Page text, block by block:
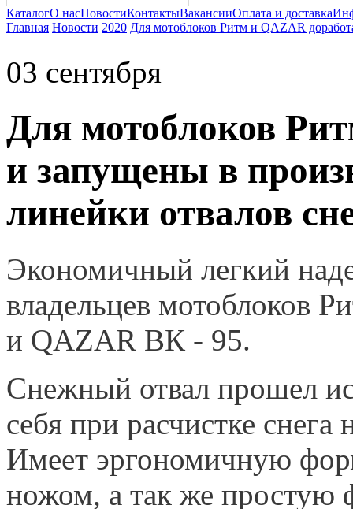
КаталогО насНовостиКонтактыВакансииОплата и доставка
Главная Новости 2020 Для мотоблоков Ритм и QAZAR
03 сентября
Для мотоблоков
и запущены в
линейки отвалов
Экономичный легкий
владельцев мотоблоков
и QAZAR ВК - 95.
Снежный отвал прошел
себя при расчистке
Имеет эргономичную
ножом, а так же простую